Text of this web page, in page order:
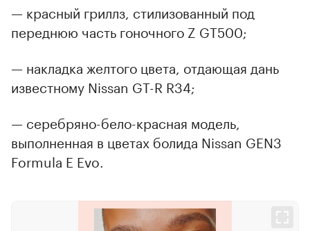
— красный гриллз, стилизованный под
переднюю часть гоночного Z GT500;
— накладка желтого цвета, отдающая дань
известному Nissan GT-R R34;
— серебряно-бело-красная модель,
выполненная в цветах болида Nissan GEN3
Formula E Evo.